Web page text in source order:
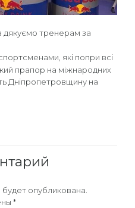
дякуємо тренерам за
які попри всі
прапор на міжнародних
Дніпропетровщину на
опубликована.
*